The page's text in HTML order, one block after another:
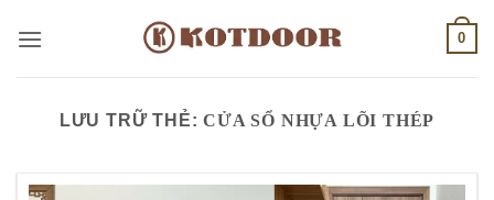
qua
0
LƯU TRỮ THẺ:CỬA SỔ NHỰA LÕI THÉP